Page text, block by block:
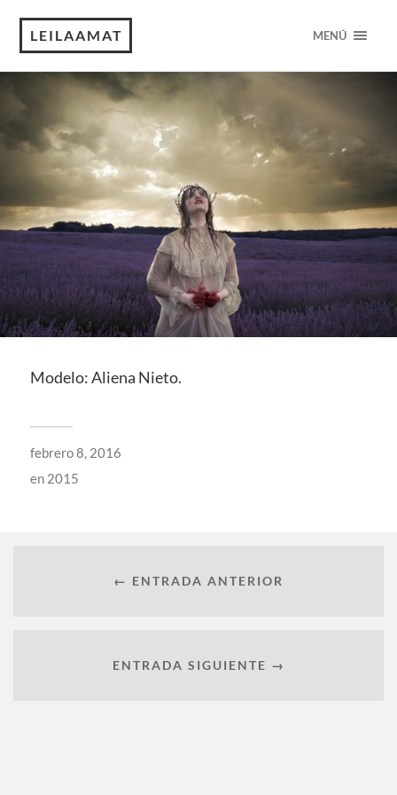
LEILAAMAT MENÚ
Modelo: Aliena Nieto.
febrero 8, 2016
en 2015
← ENTRADA ANTERIOR
ENTRADA SIGUIENTE →